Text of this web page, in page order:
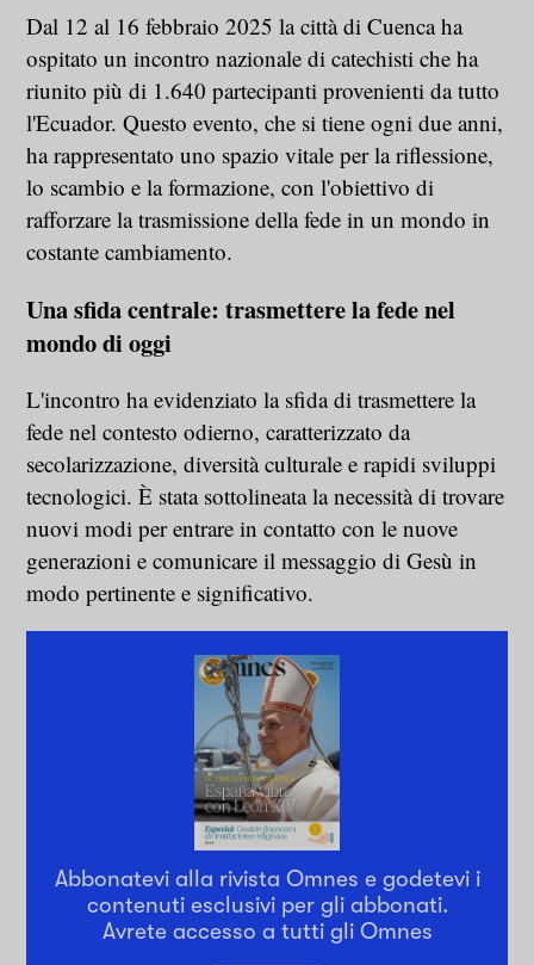
Dal 12 al 16 febbraio 2025 la città di Cuenca ha
ospitato un incontro nazionale di catechisti che ha
riunito più di 1.640 partecipanti provenienti da tutto
l'Ecuador. Questo evento, che si tiene ogni due anni,
ha rappresentato uno spazio vitale per la riflessione,
lo scambio e la formazione, con l'obiettivo di
rafforzare la trasmissione della fede in un mondo in
costante cambiamento.
Una sfida centrale: trasmettere la fede nel
mondo di oggi
L'incontro ha evidenziato la sfida di trasmettere la
fede nel contesto odierno, caratterizzato da
secolarizzazione, diversità culturale e rapidi sviluppi
tecnologici. È stata sottolineata la necessità di trovare
nuovi modi per entrare in contatto con le nuove
generazioni e comunicare il messaggio di Gesù in
modo pertinente e significativo.
Abbonatevi alla rivista Omnes e godetevi i
contenuti esclusivi per gli abbonati.
Avrete accesso a tutti gli Omnes